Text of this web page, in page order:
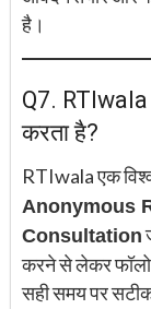
है।
Q7.
करता है?
RTIwala एक
Anonymous
Consultation
करने से लेकर
सही समय पर